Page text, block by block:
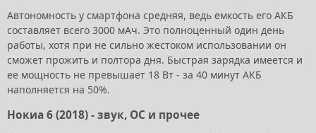
Автономность у смартфона средняя, ведь емкость его АКБ
составляет всего 3000 мАч. Это полноценный один день
работы, хотя при не сильно жестоком использовании он
сможет прожить и полтора дня. Быстрая зарядка имеется и
ее мощность не превышает 18 Вт - за 40 минут АКБ
наполняется на 50%.
Нокиа 6 (2018) - звук, ОС и прочее